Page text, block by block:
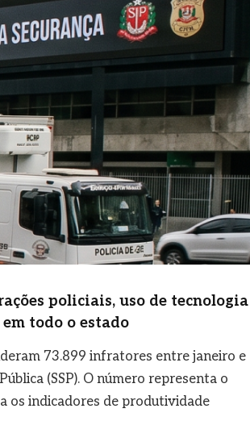
policiais, uso de tecnologia
todo o estado
73.899 infratores entre janeiro e
(SSP). O número representa o
os indicadores de produtividade